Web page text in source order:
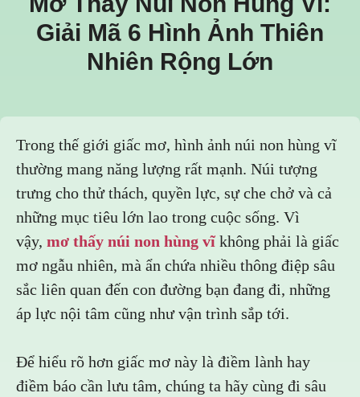
Giải Mã 6 Hình Ảnh Thiên
Nhiên Rộng Lớn
Trong thế giới giấc mơ, hình ảnh núi non hùng vĩ
thường mang năng lượng rất mạnh. Núi tượng
trưng cho thử thách, quyền lực, sự che chở và cả
những mục tiêu lớn lao trong cuộc sống. Vì
vậy, mơ thấy núi non hùng vĩ không phải là giấc
mơ ngẫu nhiên, mà ẩn chứa nhiều thông điệp sâu
sắc liên quan đến con đường bạn đang đi, những
áp lực nội tâm cũng như vận trình sắp tới.
Để hiểu rõ hơn giấc mơ này là điềm lành hay
điềm báo cần lưu tâm, chúng ta hãy cùng đi sâu